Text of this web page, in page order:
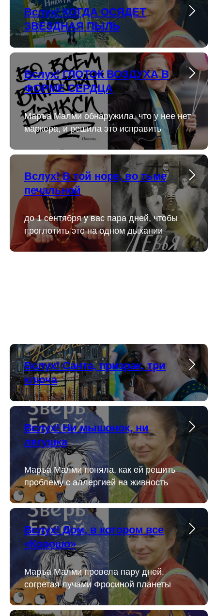
Вслух! КОГДА ОСЯДЕТ
ЗВЕЗДНАЯ ПЫЛЬ
Вслух! ГЛОТОК ВОЗДУХА В
ФОРМЕ СЕРДЦА
Маръа Малми обнаружила, что у нее нет
маркера, и решила это исправить
Вслух! В той норе, во тьме
печальной
до 1 сентября у вас пара дней, чтобы
проглотить это на одном дыхании
Вслух! Санта, призрак, три
ключа
Вслух! Ни мышонок, ни
лягушка
Маръа Малми поняла, как ей решить
проблему с аллергией на живность
Вслух! Дом, в котором все
«Корошо»
Маръа Малми провела пару дней,
согретая лучами Фросиной планеты